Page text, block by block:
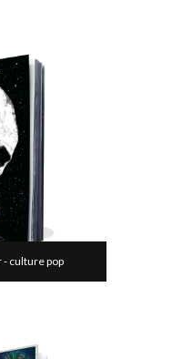
- culture pop